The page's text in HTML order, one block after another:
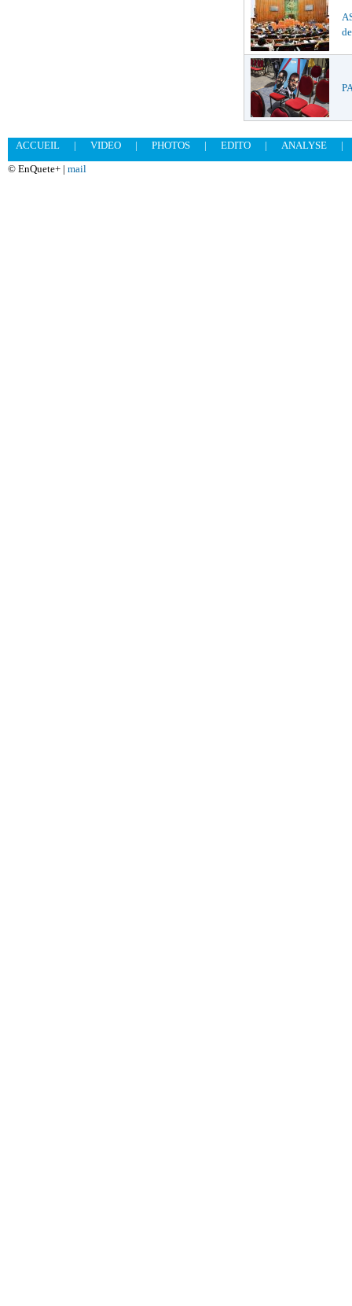
ACCUEIL | VIDEO | PHOTOS | EDITO | ANALYSE
|
© EnQuete+ | mail